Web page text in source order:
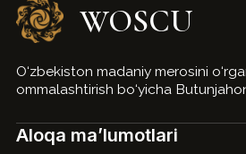
WOSCU
O‘zbekiston madaniy merosini
ommalashtirish bo‘yicha
Aloqa ma’lumotlari